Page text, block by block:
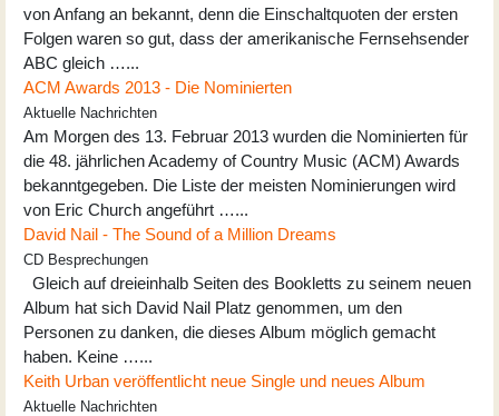
von Anfang an bekannt, denn die Einschaltquoten der ersten
Folgen waren so gut, dass der amerikanische Fernsehsender
ABC gleich …...
ACM Awards 2013 - Die Nominierten
Aktuelle Nachrichten
Am Morgen des 13. Februar 2013 wurden die Nominierten für
die 48. jährlichen Academy of Country Music (ACM) Awards
bekanntgegeben. Die Liste der meisten Nominierungen wird
von Eric Church angeführt …...
David Nail - The Sound of a Million Dreams
CD Besprechungen
Gleich auf dreieinhalb Seiten des Bookletts zu seinem neuen
Album hat sich David Nail Platz genommen, um den
Personen zu danken, die dieses Album möglich gemacht
haben. Keine …...
Keith Urban veröffentlicht neue Single und neues Album
Aktuelle Nachrichten